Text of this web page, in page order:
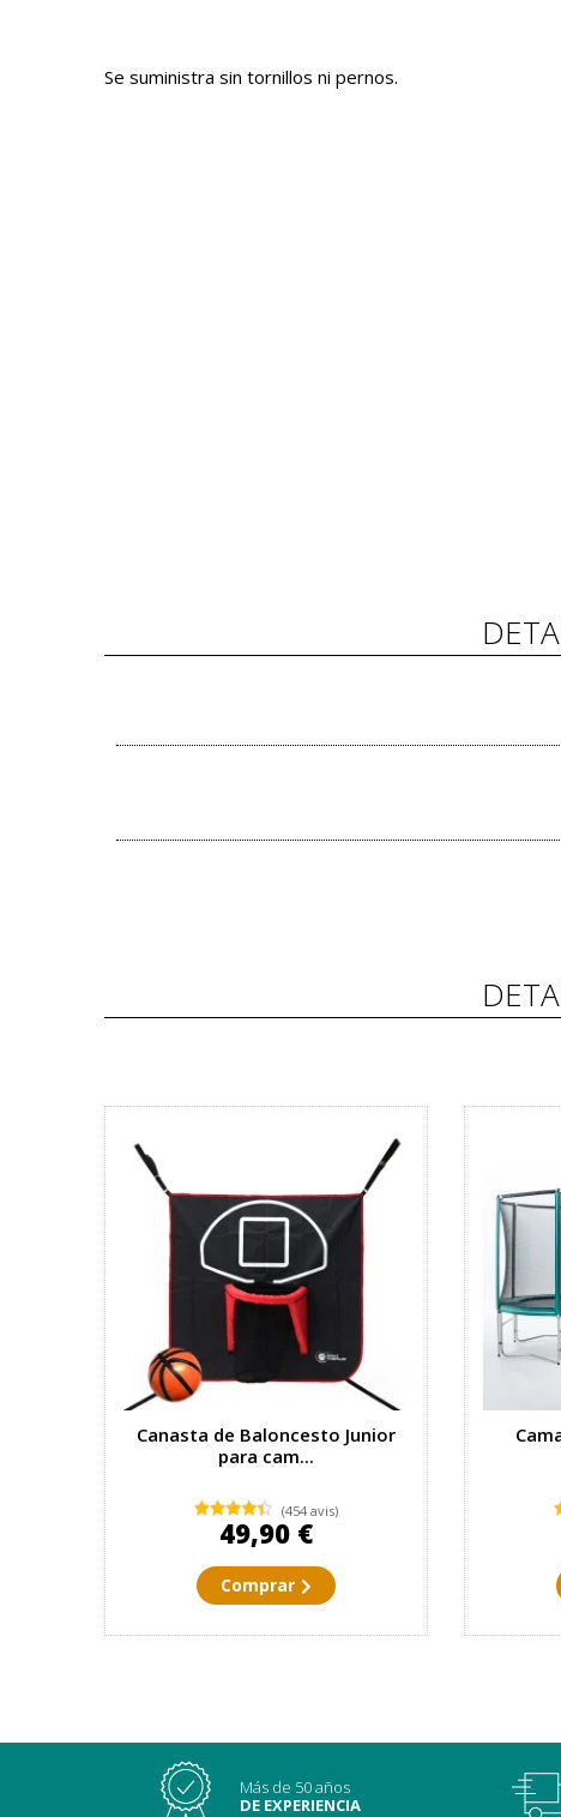
Se suministra sin tornillos ni pernos.
Canasta de Baloncesto Junior
para cam...
(454 avis)
49,90 €
Comprar
Más de 50 años
DE EXPERIENCIA